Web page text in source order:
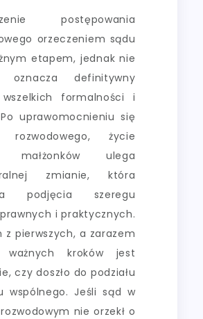
postępowania
orzeczeniem sądu
etapem, jednak nie
oznacza definitywny
formalności i
uprawomocnieniu się
rozwodowego, życie
małżonków ulega
zmianie, która
podjęcia szeregu
i praktycznych.
z pierwszych, a zarazem
ważnych kroków jest
czy doszło do podziału
wspólnego. Jeśli sąd w
nie orzekł o